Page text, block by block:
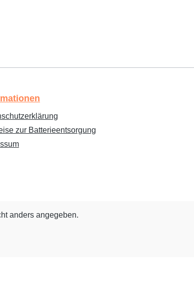
zur Batterieentsorgung
anders angegeben.